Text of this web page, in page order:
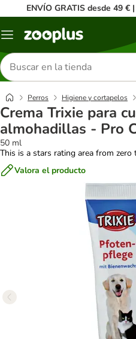
ENVÍO GRATIS desde 49
Menú
Buscar
productos
Perros Higiene y cortapelos
Crema Trixie para
almohadillas - Pro
50 ml
This is a stars rating area from zero
Valora el producto